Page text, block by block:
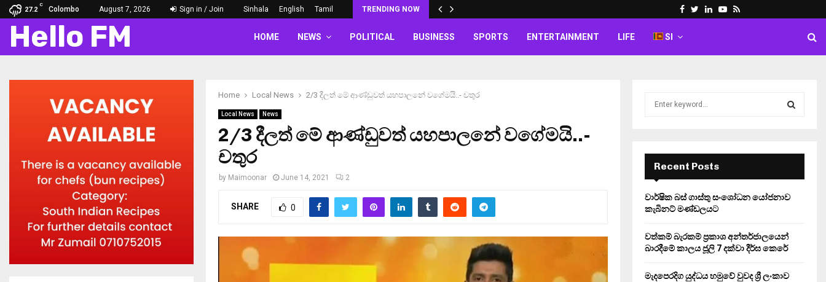
27.2
C
Colombo August 7, 2026 Sign in / Join Sinhala English Tamil TRENDING NOW Facebook
Twitter
LinkedinYoutube
Rss
Hello FM HOME NEWS POLITICAL BUSINESS SPORTS ENTERTAINMENT LIFE SI
Home Local News 2/3 දීලත් මේ ආණ්ඩුවත් යහපාලනේ වගේමයි..- චතුර
Local News News
2/3 දීලත් මේ ආණ්ඩුවත් යහපාලනේ වගේමයි..-
චතුර
by Maimoonar June 14, 2021 2
SHARE 0
r
:
E
A
R
H
Recent Posts
වාර්ෂික බස් ගාස්තු සංශෝධන යෝජනාව
කැබිනට් මණ්ඩලයට
වත්කම් බැරකම් ප්‍රකාශ අන්තර්ජාලයෙන්
බාරදීමේ කාලය ජූලි 7 දක්වා දීර්ඝ කෙරේ
මැදපෙරදිග යුද්ධය හමුවේ වුවද ශ්‍රී ලංකාව